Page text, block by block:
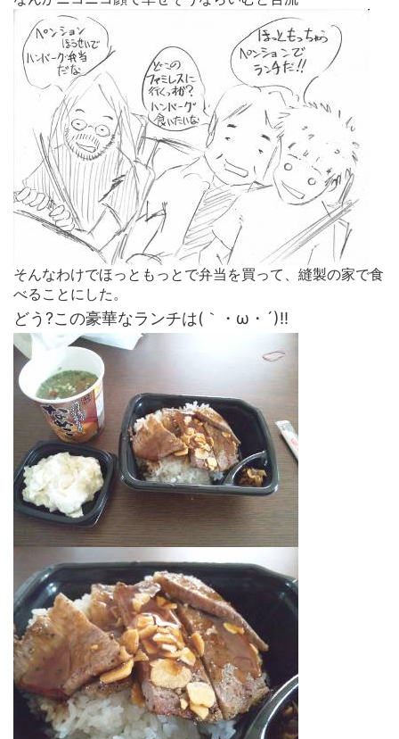
そんなわけでほっともっとで弁当を買って、縫製の家で食
べることにした。
どう?この豪華なランチは(｀・ω・´)!!